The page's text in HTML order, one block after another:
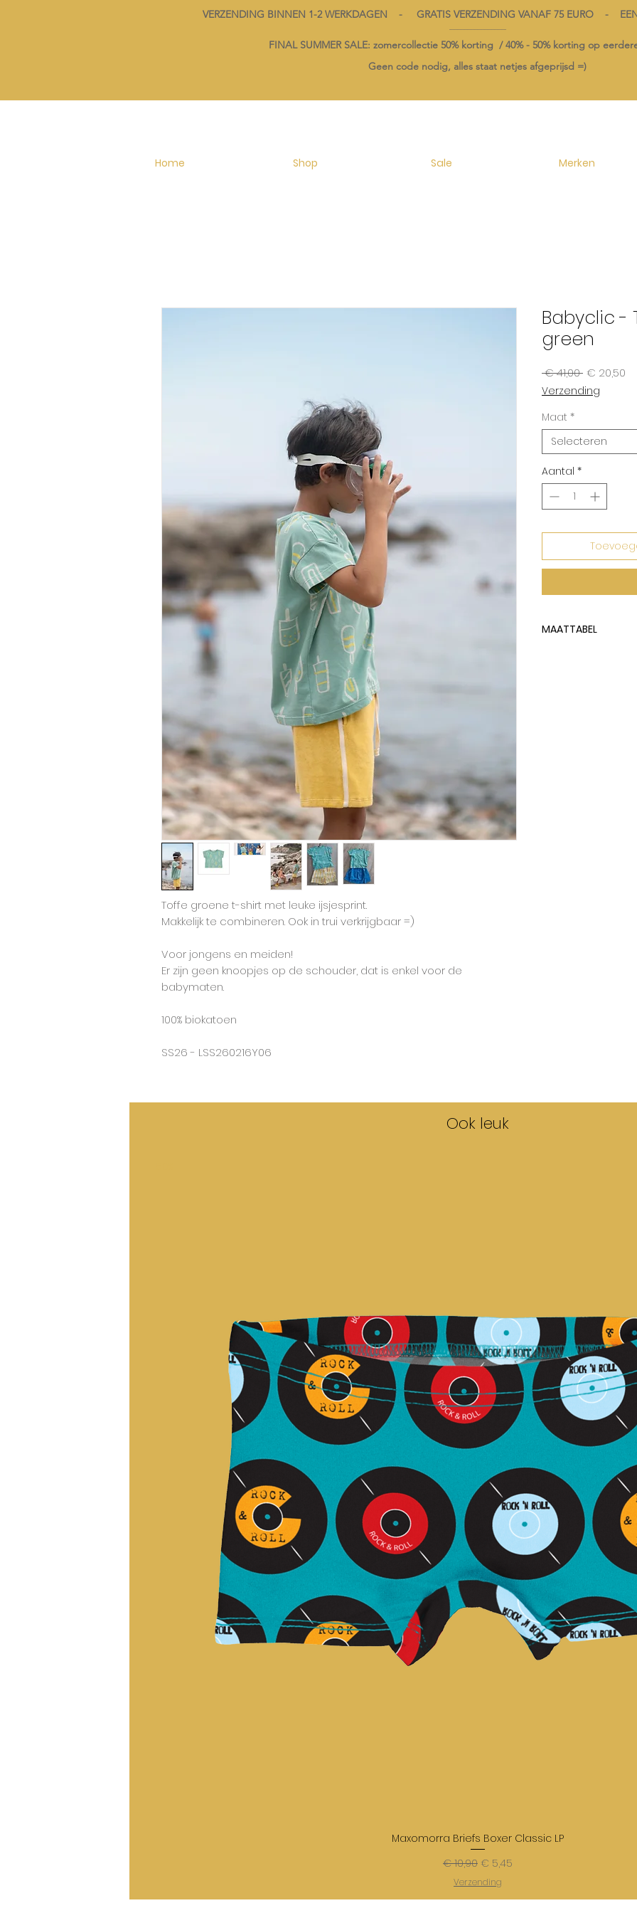
VERZENDING BINNEN 1-2 WERKDAGEN - GRATIS VERZENDING VANAF 75 EURO -
----------------------------------------
FINAL SUMMER SALE: zomercollectie 50% korting /40% - 50% korting op
Geen code nodig, alles staat netjes afgeprijsd =)
Home Shop Sale Merken
Toffe groene t-shirt met leuke ijsjesprint.
Makkelijk te combineren. Ook in trui verkrijgbaar =)
Voor jongens en meiden!
Er zijn geen knoopjes op de schouder, dat is enkel voor de
babymaten.
100% biokatoen
SS26 - LSS260216Y06
Babyclic -
green
€ 41,00 Normale
prijs
€ 20,50
Verzending
Maat *
Selecteren
Aantal *
MAATTABEL
Ook leuk
Maxomorra Briefs Boxer Classic LP
Normale prijs
€ 10,90 Verkoopprijs
€ 5,45
Verzending